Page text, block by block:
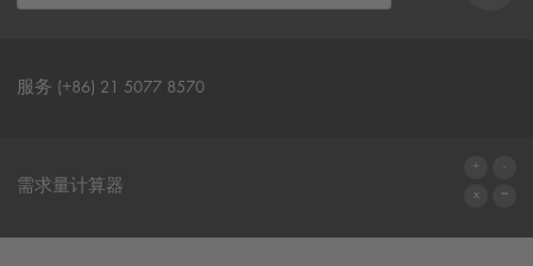
服务 (+86) 21 5077 8570
需求量计算器